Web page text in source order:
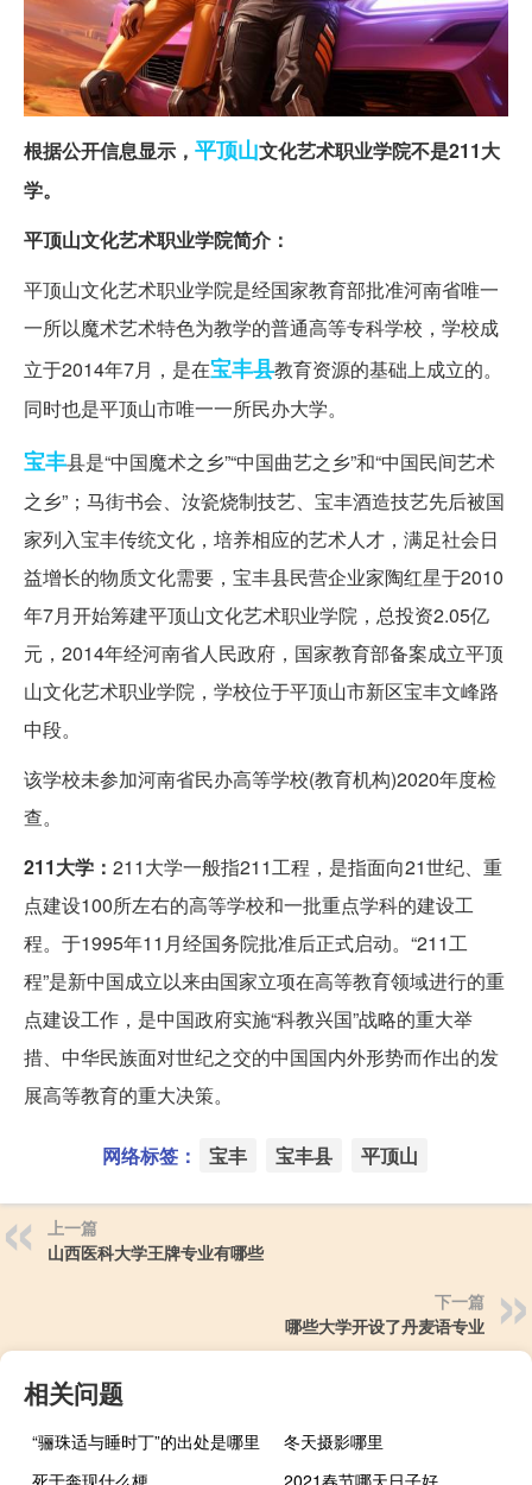
根据公开信息显示， 平顶山文化艺术职业学院不是211大
学。
平顶山文化艺术职业学院简介：
平顶山文化艺术职业学院是经国家教育部批准河南省唯一
一所以魔术艺术特色为教学的普通高等专科学校，学校成
立于2014年7月，是在宝丰县教育资源的基础上成立的。
同时也是平顶山市唯一一所民办大学。
宝丰县是“中国魔术之乡”“中国曲艺之乡”和“中国民间艺术
之乡”；马街书会、汝瓷烧制技艺、宝丰酒造技艺先后被国
家列入宝丰传统文化，培养相应的艺术人才，满足社会日
益增长的物质文化需要，宝丰县民营企业家陶红星于2010
年7月开始筹建平顶山文化艺术职业学院，总投资2.05亿
元，2014年经河南省人民政府，国家教育部备案成立平顶
山文化艺术职业学院，学校位于平顶山市新区宝丰文峰路
中段。
该学校未参加河南省民办高等学校(教育机构)2020年度检
查。
211大学： 211大学一般指211工程，是指面向21世纪、重
点建设100所左右的高等学校和一批重点学科的建设工
程。于1995年11月经国务院批准后正式启动。“211工
程”是新中国成立以来由国家立项在高等教育领域进行的重
点建设工作，是中国政府实施“科教兴国”战略的重大举
措、中华民族面对世纪之交的中国国内外形势而作出的发
展高等教育的重大决策。
网络标签： 宝丰 宝丰县 平顶山
上一篇
山西医科大学王牌专业有哪些
下一篇
哪些大学开设了丹麦语专业
相关问题
“骊珠适与睡时丁”的出处是哪里
冬天摄影哪里